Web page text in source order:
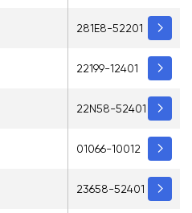
281E8-52201
22199-12401
22N58-52401
01066-10012
23658-52401